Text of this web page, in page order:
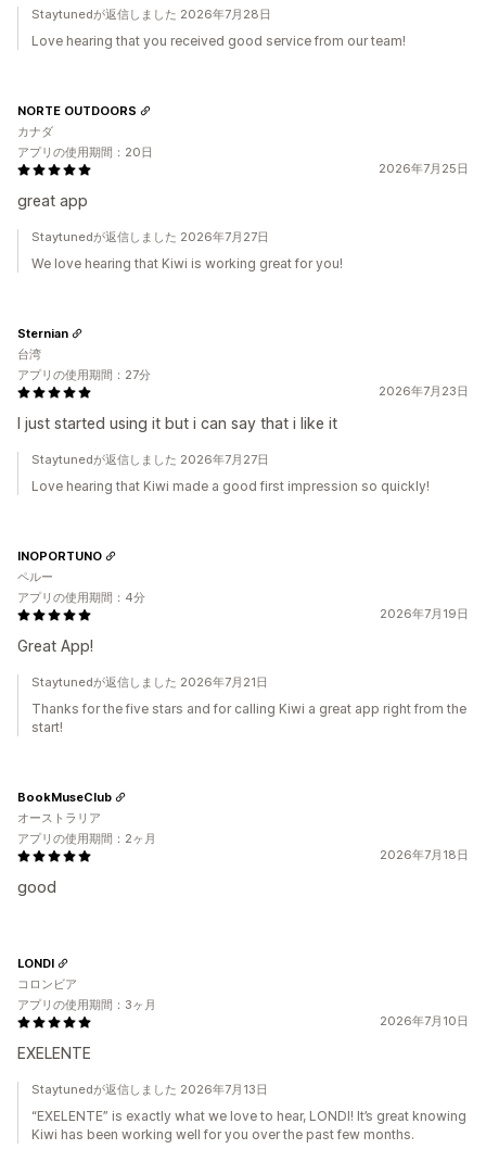
Staytunedが返信しました 2026年7月28日
Love hearing that you received good service from our team!
2026年7月25日
great app
NORTE OUTDOORS
カナダ
アプリの使用期間：20日
Staytunedが返信しました 2026年7月27日
We love hearing that Kiwi is working great for you!
2026年7月23日
I just started using it but i can say that i like it
Sternian
台湾
アプリの使用期間：27分
Staytunedが返信しました 2026年7月27日
Love hearing that Kiwi made a good first impression so quickly!
2026年7月19日
Great App!
INOPORTUNO
ペルー
アプリの使用期間：4分
Staytunedが返信しました 2026年7月21日
Thanks for the five stars and for calling Kiwi a great app right from the
start!
2026年7月18日
good
BookMuseClub
オーストラリア
アプリの使用期間：2ヶ月
2026年7月10日
EXELENTE
LONDI
コロンビア
アプリの使用期間：3ヶ月
Staytunedが返信しました 2026年7月13日
“EXELENTE” is exactly what we love to hear, LONDI! It’s great knowing
Kiwi has been working well for you over the past few months.